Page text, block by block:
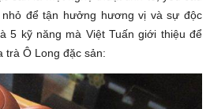
để tận hưởng hương vị và sự độc
5 kỹ năng mà Việt Tuấn giới thiệu để
trà Ô Long đặc sản: